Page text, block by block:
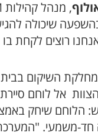
שיכולה
רוצים לקחת בו
השיקום בבית
אל לוחם
הלוחם שיחק
חד-משמעי.